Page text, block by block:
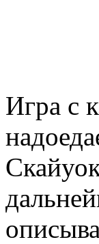
Игра с